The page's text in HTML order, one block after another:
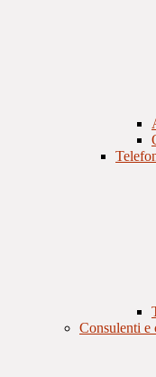
Consulenti e